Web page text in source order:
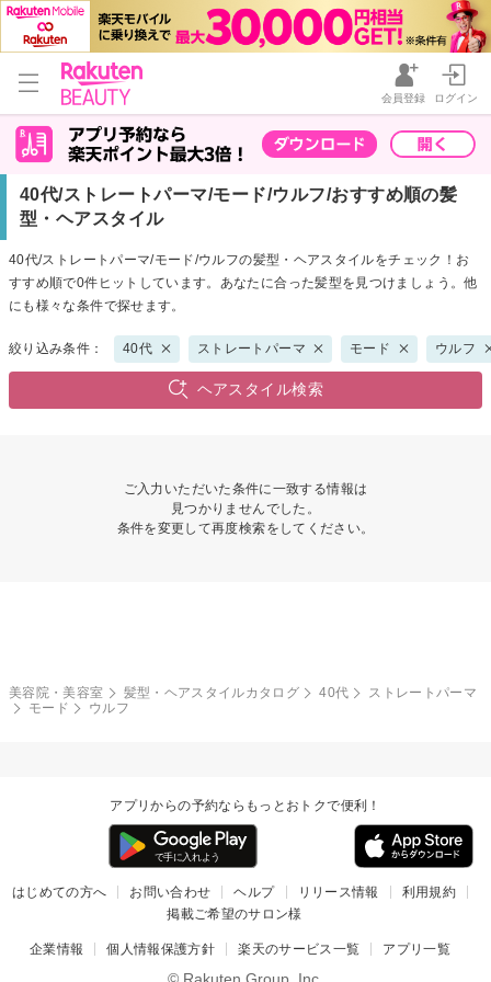
会員登録 ログイン
40代/ストレートパーマ/モード/ウルフ/おすすめ順の髪
型・ヘアスタイル
40代/ストレートパーマ/モード/ウルフの髪型・ヘアスタイルをチェック！お
すすめ順で0件ヒットしています。あなたに合った髪型を見つけましょう。他
にも様々な条件で探せます。
絞り込み条件： 40代 ストレートパーマ モード ウルフ
ヘアスタイル検索
ご入力いただいた条件に一致する情報は
見つかりませんでした。
条件を変更して再度検索をしてください。
美容院・美容室 髪型・ヘアスタイルカタログ 40代
ストレートパーマ
モード
ウルフ
アプリからの予約ならもっとおトクで便利！
はじめての方へ お問い合わせ ヘルプ リリース情報
利用規約
掲載ご希望のサロン様
企業情報 個人情報保護方針 楽天のサービス一覧 アプリ一覧